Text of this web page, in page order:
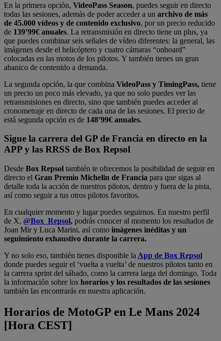
En la primera opción, VideoPass Season, puedes seguir en directo
todas las sesiones, además de poder acceder a un archivo de más
de 45.000 vídeos y de contenido exclusivo, por un precio reducido
de 139’99€ anuales. La retransmisión en directo tiene un plus, ya
que puedes combinar seis señales de vídeo diferentes: la general, las
imágenes desde el helicóptero y cuatro cámaras “onboard”
colocadas en las motos de los pilotos. Y también tienes un gran
abanico de contenido a demanda.
La segunda opción, la que combina VideoPass y TimingPass, tiene
un precio un poco más elevado, ya que no solo puedes ver las
retransmisiones en directo, sino que también puedes acceder al
cronometraje en directo de cada una de las sesiones. El precio de
está segunda opción es de 148’99€ anuales.
Sigue la carrera del GP de Francia en directo en la
APP y las RRSS de Box Repsol
Desde Box Repsol también te ofrecemos la posibilidad de seguir en
directo el Gran Premio Michelin de Francia para que sigas al
detalle toda la acción de nuestros pilotos, dentro y fuera de la pista,
así como seguir a tus otros pilotos favoritos.
En cualquier momento y lugar puedes seguirnos. En nuestro perfil
de X, @Box_Repsol, podrás conocer al momento los resultados de
Joan Mir y Luca Marini, así como imágenes inéditas y un
seguimiento exhaustivo durante la carrera.
Y no solo eso, también tienes disponible la App de Box Repsol
donde puedes seguir el ‘vuelta a vuelta’ de nuestros pilotos tanto en
la carrera sprint del sábado, como la carrera larga del domingo. Toda
la información sobre los horarios y los resultados de las sesiones
también las encontrarás en nuestra aplicación.
Horarios de MotoGP en Le Mans 2024
[Hora CEST]